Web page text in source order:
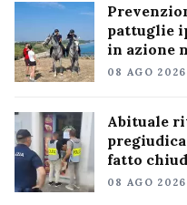
pattuglie
in azione
08 AGO 2026
Abituale
fatto
08 AGO 2026